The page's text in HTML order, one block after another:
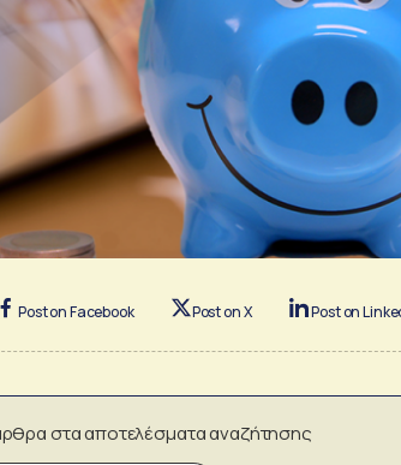
Post on Facebook Post on X Post on
στα αποτελέσματα αναζήτησης